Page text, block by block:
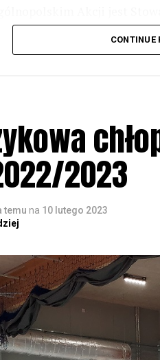
24 i 25 lutego 2023 r.
zapraszamy do
sów i wymianę
CONTINUE
2023
temu na 10 lutego 2023